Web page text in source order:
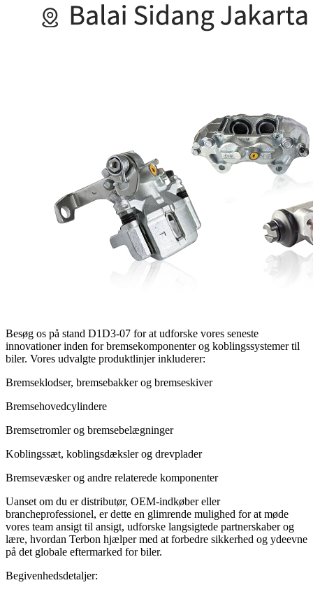
Besøg os på stand D1D3-07 for at udforske vores seneste
innovationer inden for bremsekomponenter og koblingssystemer til
biler. Vores udvalgte produktlinjer inkluderer:
Bremseklodser, bremsebakker og bremseskiver
Bremsehovedcylindere
Bremsetromler og bremsebelægninger
Koblingssæt, koblingsdæksler og drevplader
Bremsevæsker og andre relaterede komponenter
Uanset om du er distributør, OEM-indkøber eller
brancheprofessionel, er dette en glimrende mulighed for at møde
vores team ansigt til ansigt, udforske langsigtede partnerskaber og
lære, hvordan Terbon hjælper med at forbedre sikkerhed og ydeevne
på det globale eftermarked for biler.
Begivenhedsdetaljer: